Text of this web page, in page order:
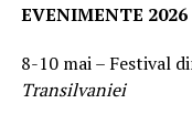
EVENIMENTE 2026
8-10 mai – Festival
Transilvaniei